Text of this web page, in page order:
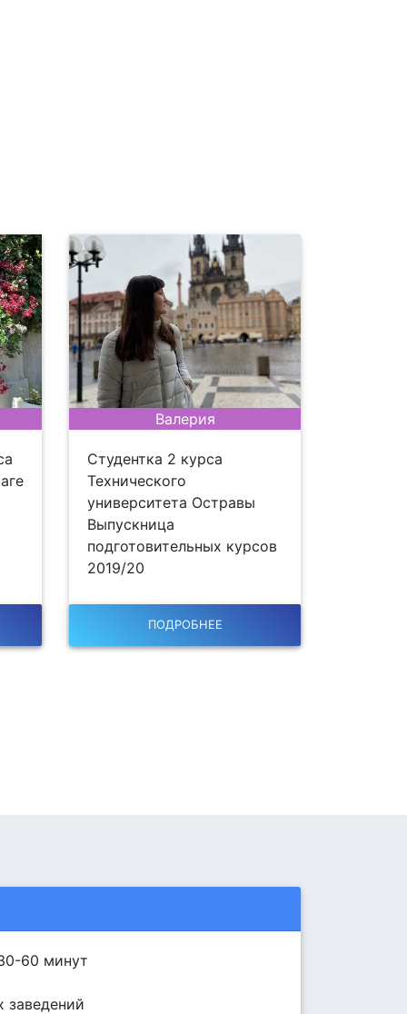
Валерия
Студентка 2 курса
Технического
университета Остравы
Выпускница
подготовительных курсов
2019/20
ПОДРОБНЕЕ
60 минут
заведений